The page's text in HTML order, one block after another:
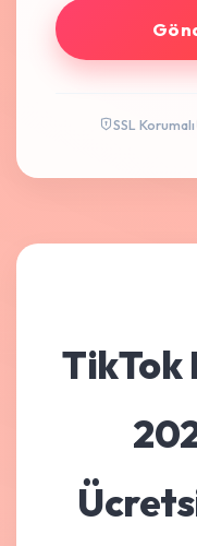
SSL Korumalı
TikTok